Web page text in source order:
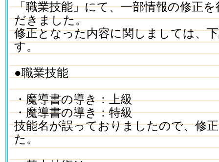
「職業技能」にて、一部情報の修正
だきました。
修正となった内容に関しましては、
す。
●職業技能
・魔導書の導き：上級
・魔導書の導き：特級
技能名が誤っておりましたので、修
た。